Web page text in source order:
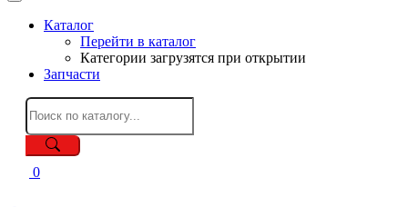
Каталог
Перейти в каталог
Категории загрузятся при открытии
Запчасти
0